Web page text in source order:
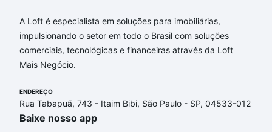
Qual o preço de Apartamentos com 3 banheiros à
venda em Conjunto Habitacional Professor
Benedicto Cleto, Sorocaba, SP?
Apartamentos com 3 banheiros à venda em
Conjunto Habitacional Professor Benedicto Cleto,
Sorocaba, SP que custam a partir de R$ 0 e com
A Loft é especialista em soluções para imobiliárias,
impulsionando o setor em todo o Brasil com soluções
comerciais, tecnológicas e financeiras através da Loft
Mais Negócio.
ENDEREÇO
Rua Tabapuã, 743 - Itaim Bibi, São Paulo - SP, 04533-012
Baixe nosso app